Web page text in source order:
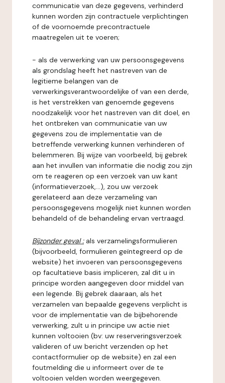
communicatie van deze gegevens, verhinderd
kunnen worden zijn contractuele verplichtingen
of de voornoemde precontractuele
maatregelen uit te voeren;
- als de verwerking van uw persoonsgegevens
als grondslag heeft het nastreven van de
legitieme belangen van de
verwerkingsverantwoordelijke of van een derde,
is het verstrekken van genoemde gegevens
noodzakelijk voor het nastreven van dit doel, en
het ontbreken van communicatie van uw
gegevens zou de implementatie van de
betreffende verwerking kunnen verhinderen of
belemmeren. Bij wijze van voorbeeld, bij gebrek
aan het invullen van informatie die nodig zou zijn
om te reageren op een verzoek van uw kant
(informatieverzoek,...), zou uw verzoek
gerelateerd aan deze verzameling van
persoonsgegevens mogelijk niet kunnen worden
behandeld of de behandeling ervan vertraagd.
Bijzonder geval : als verzamelingsformulieren
(bijvoorbeeld, formulieren geïntegreerd op de
website) het invoeren van persoonsgegevens
op facultatieve basis impliceren, zal dit u in
principe worden aangegeven door middel van
een legende. Bij gebrek daaraan, als het
verzamelen van bepaalde gegevens verplicht is
voor de implementatie van de bijbehorende
verwerking, zult u in principe uw actie niet
kunnen voltooien (bv: uw reserveringsverzoek
valideren of uw bericht verzenden op het
contactformulier op de website) en zal een
foutmelding die u informeert over de te
voltooien velden worden weergegeven.